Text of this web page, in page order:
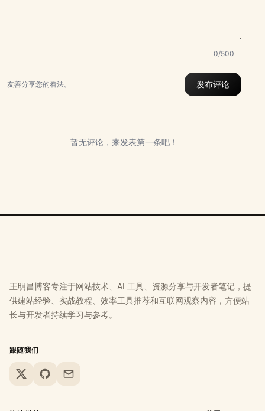
0/500
友善分享您的看法。 发布评论
暂无评论，来发表第一条吧！
王明昌博客专注于网站技术、AI 工具、资源分享与开发者笔记，提
供建站经验、实战教程、效率工具推荐和互联网观察内容，方便站
长与开发者持续学习与参考。
跟随我们
X GitHubEmail